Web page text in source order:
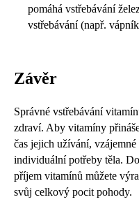
pomáhá vstřebávání
vstřebávání (např.
Závěr
Správné vstřebávání
zdraví. Aby vitamíny
čas jejich užívání,
individuální potřeby těla.
příjem vitamínů můžete
svůj celkový pocit pohody.